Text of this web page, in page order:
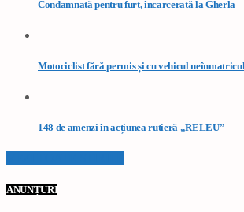
Condamnată pentru furt, încarcerată la Gherla
Motociclist fără permis și cu vehicul
148 de amenzi în acțiunea rutieră „RELEU”
ANUNȚURI